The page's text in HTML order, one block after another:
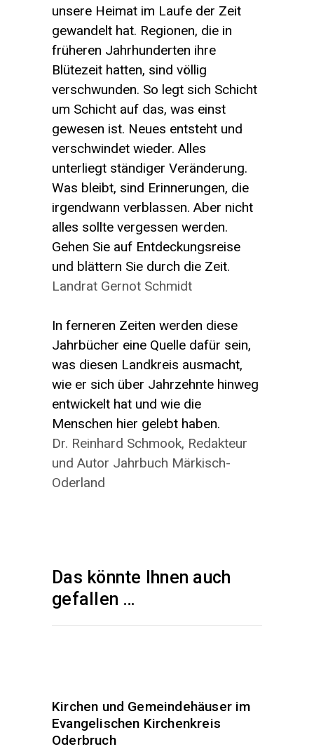
unsere Heimat im Laufe der Zeit
gewandelt hat. Regionen, die in
früheren Jahrhunderten ihre
Blütezeit hatten, sind völlig
verschwunden. So legt sich Schicht
um Schicht auf das, was einst
gewesen ist. Neues entsteht und
verschwindet wieder. Alles
unterliegt ständiger Veränderung.
Was bleibt, sind Erinnerungen, die
irgendwann verblassen. Aber nicht
alles sollte vergessen werden.
Gehen Sie auf Entdeckungsreise
und blättern Sie durch die Zeit.
Landrat Gernot Schmidt
In ferneren Zeiten werden diese
Jahrbücher eine Quelle dafür sein,
was diesen Landkreis ausmacht,
wie er sich über Jahrzehnte hinweg
entwickelt hat und wie die
Menschen hier gelebt haben.
Dr. Reinhard Schmook, Redakteur
und Autor Jahrbuch Märkisch-
Oderland
Das könnte Ihnen auch
gefallen …
Kirchen und Gemeindehäuser im
Evangelischen Kirchenkreis
Oderbruch